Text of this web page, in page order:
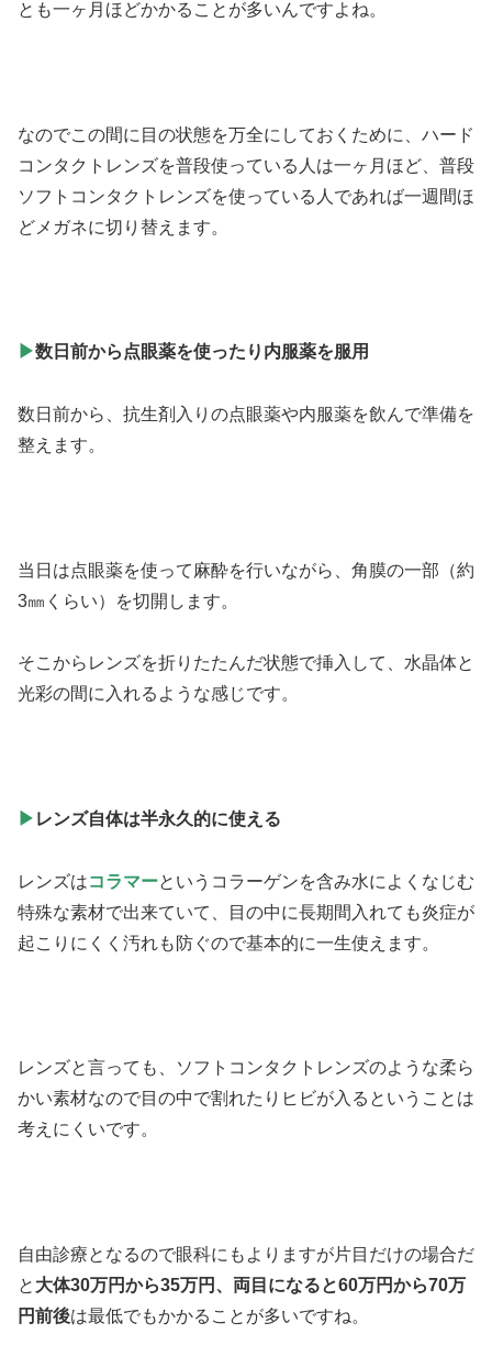
とも一ヶ月ほどかかることが多いんですよね。
なのでこの間に目の状態を万全にしておくために、ハード
コンタクトレンズを普段使っている人は一ヶ月ほど、普段
ソフトコンタクトレンズを使っている人であれば一週間ほ
どメガネに切り替えます。
▶数日前から点眼薬を使ったり内服薬を服用
数日前から、抗生剤入りの点眼薬や内服薬を飲んで準備を
整えます。
当日は点眼薬を使って麻酔を行いながら、角膜の一部（約
3㎜くらい）を切開します。
そこからレンズを折りたたんだ状態で挿入して、水晶体と
光彩の間に入れるような感じです。
▶ レンズ自体は半永久的に使える
レンズはコラマーというコラーゲンを含み水によくなじむ
特殊な素材で出来ていて、目の中に長期間入れても炎症が
起こりにくく汚れも防ぐので基本的に一生使えます。
レンズと言っても、ソフトコンタクトレンズのような柔ら
かい素材なので目の中で割れたりヒビが入るということは
考えにくいです。
自由診療となるので眼科にもよりますが片目だけの場合だ
と 大体30万円から35万円、両目になると60万円から70万
円前後は最低でもかかることが多いですね。